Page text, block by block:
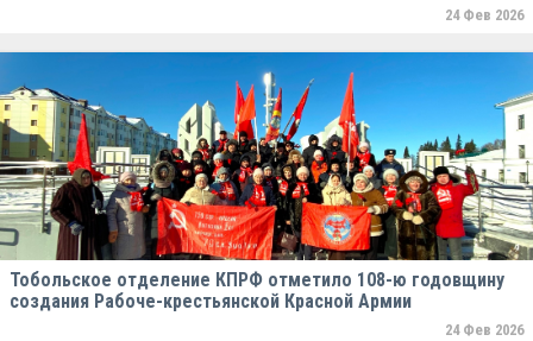
24 Фев 2026
Тобольское отделение КПРФ отметило 108-ю годовщину
создания Рабоче-крестьянской Красной Армии
24 Фев 2026